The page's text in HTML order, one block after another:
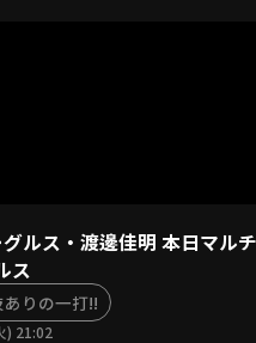
グルス・渡邊佳明 本日マ
ス
りの一打!!
) 21:02